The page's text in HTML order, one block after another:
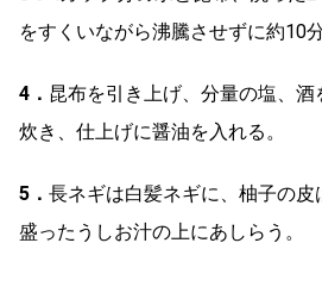
をすくいながら沸騰させずに約10分
4． 昆布を引き上げ、分量の塩、
炊き、仕上げに醤油を入れる。
5． 長ネギは白髪ネギに、柚子の皮
盛ったうしお汁の上にあしらう。